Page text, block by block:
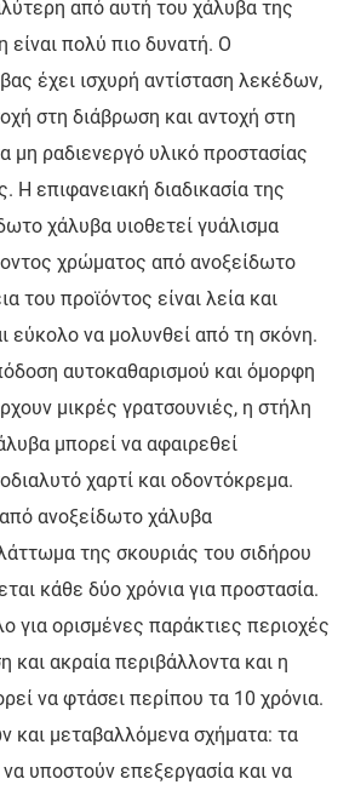
από αυτή του χάλυβα της
πολύ πιο δυνατή. Ο
έχει ισχυρή αντίσταση λεκέδων,
στη διάβρωση και αντοχή στη
μη ραδιενεργό υλικό προστασίας
Η επιφανειακή διαδικασία της
χάλυβα υιοθετεί γυάλισμα
χρώματος από ανοξείδωτο
του προϊόντος είναι λεία και
εύκολο να μολυνθεί από τη σκόνη.
αυτοκαθαρισμού και όμορφη
μικρές γρατσουνιές, η στήλη
μπορεί να αφαιρεθεί
χαρτί και οδοντόκρεμα.
ανοξείδωτο χάλυβα
της σκουριάς του σιδήρου
κάθε δύο χρόνια για προστασία.
για ορισμένες παράκτιες περιοχές
και ακραία περιβάλλοντα και η
να φτάσει περίπου τα 10 χρόνια.
και μεταβαλλόμενα σχήματα: τα
υποστούν επεξεργασία και να